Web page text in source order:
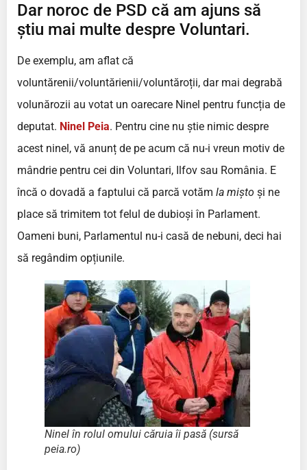
Dar noroc de PSD că am ajuns să
știu mai multe despre Voluntari.
De exemplu, am aflat că
voluntărenii/voluntărienii/voluntăroții, dar mai degrabă
volunărozii au votat un oarecare Ninel pentru funcția de
deputat. Ninel Peia. Pentru cine nu știe nimic despre
acest ninel, vă anunț de pe acum că nu-i vreun motiv de
mândrie pentru cei din Voluntari, Ilfov sau România. E
încă o dovadă a faptului că parcă votăm la mișto și ne
place să trimitem tot felul de dubioși în Parlament.
Oameni buni, Parlamentul nu-i casă de nebuni, deci hai
să regândim opțiunile.
Ninel în rolul omului căruia îi pasă (sursă
peia.ro)